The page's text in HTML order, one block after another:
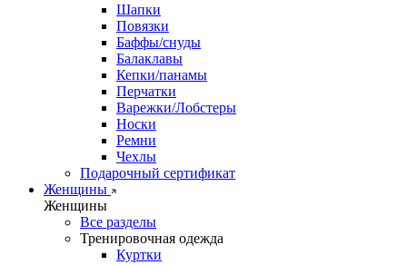
Шапки
Повязки
Баффы/снуды
Балаклавы
Кепки/панамы
Перчатки
Варежки/Лобстеры
Носки
Ремни
Чехлы
Подарочный сертификат
Женщины
Женщины
Все разделы
Тренировочная одежда
Куртки